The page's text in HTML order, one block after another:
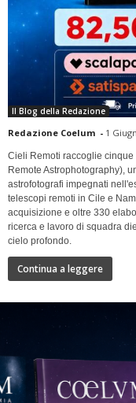
Il Blog della Redazione
Redazione Coelum - 1
Cieli Remoti raccoglie
Remote Astrophotography),
astrofotografi impegnati
telescopi remoti in Cile e
acquisizione e oltre 330
ricerca e lavoro di squadra
cielo profondo.
Continua a leggere